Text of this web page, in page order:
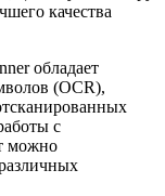
качества
обладает
(OCR),
с
можно